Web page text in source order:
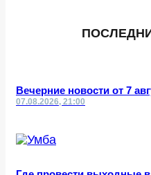
Вечерние новости от 7
07.08.2026, 21:00